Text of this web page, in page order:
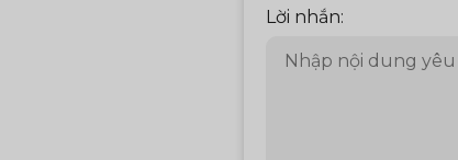
Lời nhắn: